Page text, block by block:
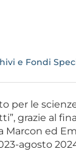
e Fondi
le
grazie al
Marcon ed
agosto